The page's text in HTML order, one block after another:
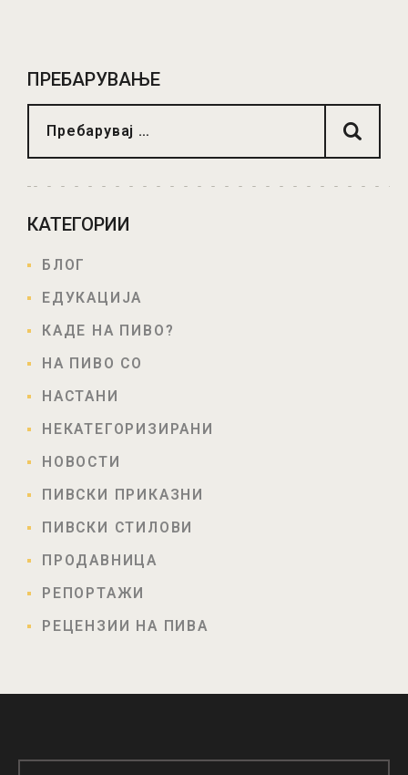
ПРЕБАРУВАЊЕ
КАТЕГОРИИ
БЛОГ
ЕДУКАЦИЈА
КАДЕ НА ПИВО?
НА ПИВО СО
НАСТАНИ
НЕКАТЕГОРИЗИРАНИ
НОВОСТИ
ПИВСКИ ПРИКАЗНИ
ПИВСКИ СТИЛОВИ
ПРОДАВНИЦА
РЕПОРТАЖИ
РЕЦЕНЗИИ НА ПИВА